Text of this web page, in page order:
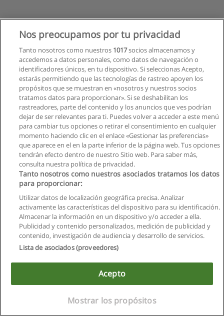
Reglas de uso
Privacidad de datos
Copyright © Educaedu Business S.L. - CIF : B-95610580: -
www.educaedu.com.ec
Nos preocupamos por tu privacidad
Tanto nosotros como nuestros 1017socios almacenamos y
accedemos a datos personales, como datos de navegación o
identificadores únicos, en tu dispositivo. Si seleccionas Acepto,
estarás permitiendo que las tecnologías de rastreo apoyen los
propósitos que se muestran en «nosotros y nuestros socios
tratamos datos para proporcionar». Si se deshabilitan los
rastreadores, parte del contenido y los anuncios que ves podrían
dejar de ser relevantes para ti. Puedes volver a acceder a este menú
para cambiar tus opciones o retirar el consentimiento en cualquier
momento haciendo clic en el enlace «Gestionar las preferencias»
que aparece en el en la parte inferior de la página web. Tus opciones
tendrán efecto dentro de nuestro Sitio web. Para saber más,
consulta nuestra política de privacidad.
Tanto nosotros como nuestros asociados tratamos los datos
para proporcionar:
Utilizar datos de localización geográfica precisa. Analizar
activamente las características del dispositivo para su identificación.
Almacenar la información en un dispositivo y/o acceder a ella.
Publicidad y contenido personalizados, medición de publicidad y
contenido, investigación de audiencia y desarrollo de servicios.
Lista de asociados (proveedores)
Acepto
Mostrar los propósitos